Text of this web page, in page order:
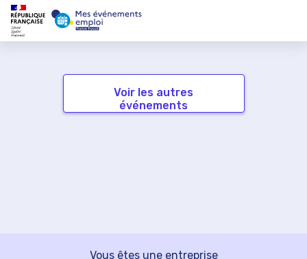
Voir les autres
événements
Vous êtes une entreprise